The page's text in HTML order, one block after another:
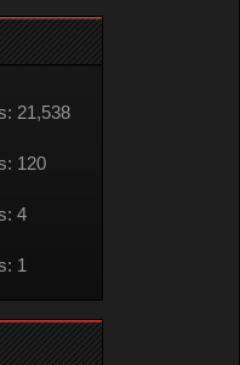
21,538
120
4
1